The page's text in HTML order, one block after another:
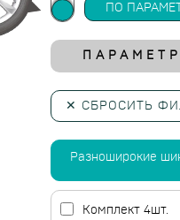
ПО
✕ СБРОСИТЬ
Разноширокие
Комплект 4шт.